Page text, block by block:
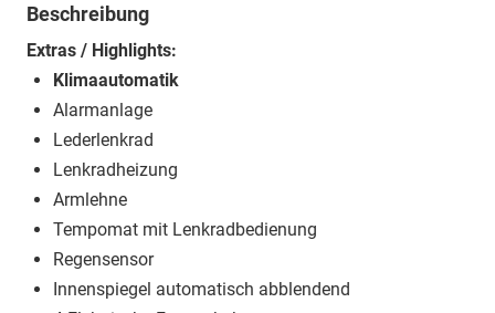
Beschreibung
Extras / Highlights:
Klimaautomatik
Alarmanlage
Lederlenkrad
Lenkradheizung
Armlehne
Tempomat mit Lenkradbedienung
Regensensor
Innenspiegel automatisch abblendend